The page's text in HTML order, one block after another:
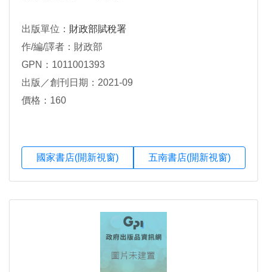
出版單位： 財政部賦稅署
作/編/譯者：財政部
GPN：1011001393
出版／創刊日期：2021-09
價格：160
國家書店(開新視窗) 五南書店(開新視窗)